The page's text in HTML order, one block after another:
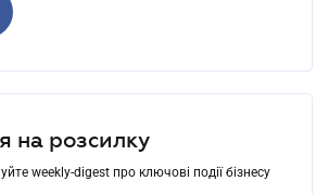
на розсилку
weekly-digest про ключові події бізнесу